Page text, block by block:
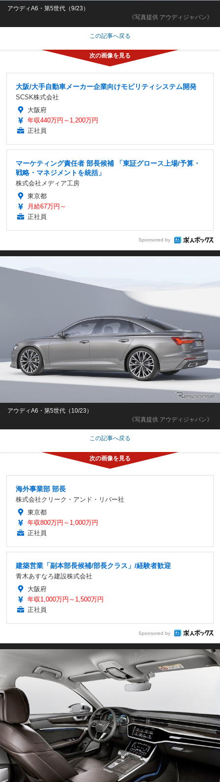
《写真提供 アウディジャパン》
アウディA6・第5世代（9/23）
この記事へ戻る
大阪/大手自動車メーカー企業向けモビリティシステム開発
SCSK株式会社
大阪府
年収440万円～1,200万円
正社員
マーケティング責任者 部長候補 「東証グロース上場/予算・
戦略・マネジメントを統括」
株式会社メディア工房
東京都
月給67万円～
正社員
Sponsored by
《写真提供 アウディジャパン》
アウディA6・第5世代（10/23）
この記事へ戻る
海外事業部 部長
株式会社クリーク・アンド・リバー社
東京都
年収800万円～1,000万円
正社員
建築営業「副本部長候補/部長クラス」/経験者歓迎
青木あすなろ建設株式会社
大阪府
年収1,000万円～1,500万円
正社員
Sponsored by